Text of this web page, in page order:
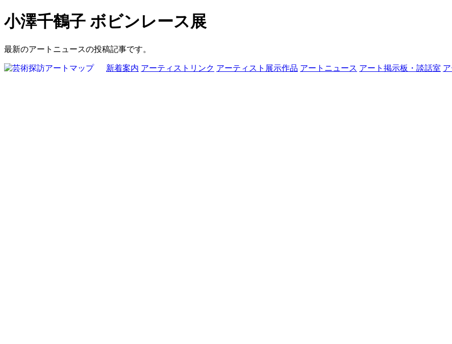
小澤千鶴子 ボビンレース展
最新のアートニュースの投稿記事です。
新着案内 アーティストリンク アーティスト展示作品 アートニュース アート掲示板・談話室